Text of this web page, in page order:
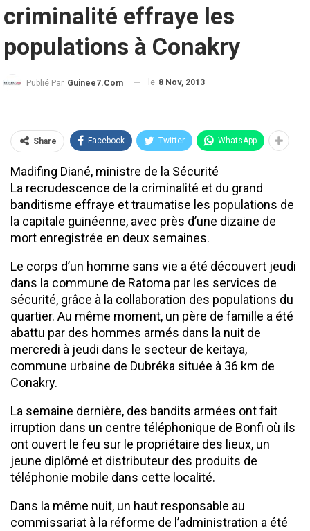
criminalité effraye les
populations à Conakry
Publié Par Guinee7.com le 8 Nov, 2013
Share Facebook Twitter WhatsApp
Madifing Diané, ministre de la Sécurité
La recrudescence de la criminalité et du grand
banditisme effraye et traumatise les populations de
la capitale guinéenne, avec près d’une dizaine de
mort enregistrée en deux semaines.
Le corps d’un homme sans vie a été découvert jeudi
dans la commune de Ratoma par les services de
sécurité, grâce à la collaboration des populations du
quartier. Au même moment, un père de famille a été
abattu par des hommes armés dans la nuit de
mercredi à jeudi dans le secteur de keitaya,
commune urbaine de Dubréka située à 36 km de
Conakry.
La semaine dernière, des bandits armées ont fait
irruption dans un centre téléphonique de Bonfi où ils
ont ouvert le feu sur le propriétaire des lieux, un
jeune diplômé et distributeur des produits de
téléphonie mobile dans cette localité.
Dans la même nuit, un haut responsable au
commissariat à la réforme de l’administration a été